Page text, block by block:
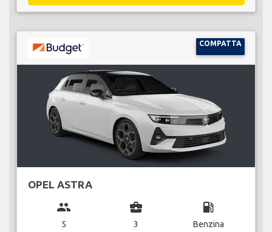
COMPATTA
OPEL ASTRA
group
5
business_center
3
local_gas_station
Benzina